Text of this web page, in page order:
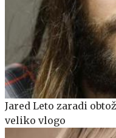
Jared Leto zaradi
veliko vlogo